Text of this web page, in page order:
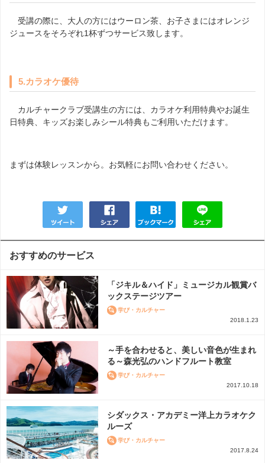
受講の際に、大人の方にはウーロン茶、お子さまにはオレンジ
ジュースをそろぞれ1杯ずつサービス致します。
5.カラオケ優待
カルチャークラブ受講生の方には、カラオケ利用特典やお誕生
日特典、キッズお楽しみシール特典もご利用いただけます。
まずは体験レッスンから。お気軽にお問い合わせください。
おすすめのサービス
「ジキル＆ハイド」ミュージカル観賞バ
ックステージツアー
学び・カルチャー
2018.1.23
～手を合わせると、美しい音色が生まれ
る～森光弘のハンドフルート教室
学び・カルチャー
2017.10.18
シダックス・アカデミー洋上カラオケク
ルーズ
学び・カルチャー
2017.8.24